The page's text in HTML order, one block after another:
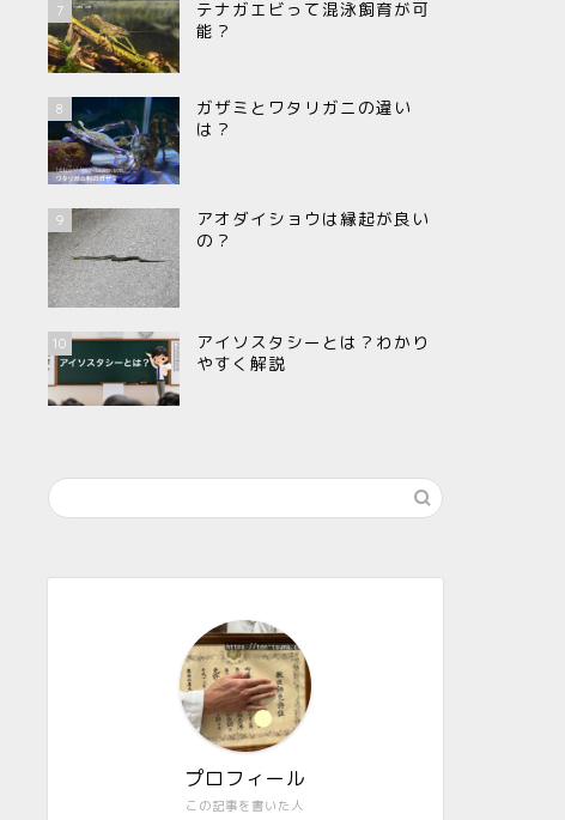
7
テナガエビって混泳飼育が可
能？
8
ガザミとワタリガニの違い
は？
9
アオダイショウは縁起が良い
の？
10
アイソスタシーとは？わかり
やすく解説
この記事を書いた人
プロフィール